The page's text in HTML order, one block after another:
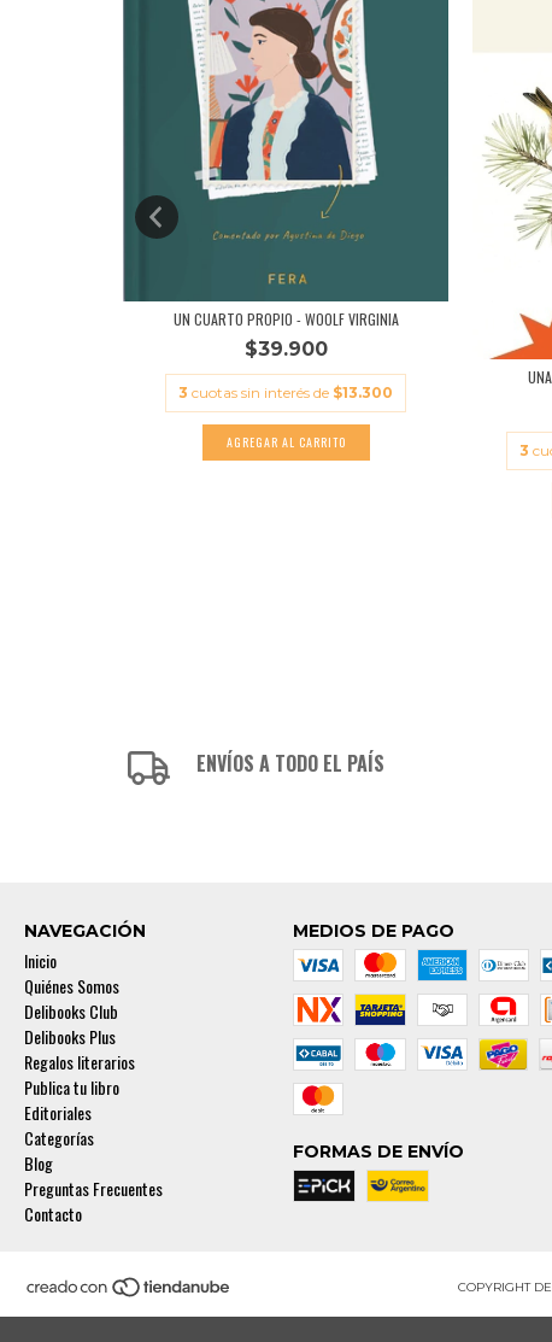
UN CUARTO PROPIO - WOOLF VIRGINIA
$39.900
3 cuotas sin interés de $13.300
3
ENVÍOS A TODO EL PAÍS
NAVEGACIÓN
Inicio
Quiénes Somos
Delibooks Club
Delibooks Plus
Regalos literarios
Publica tu libro
Editoriales
Categorías
Blog
Preguntas Frecuentes
Contacto
MEDIOS DE PAGO
FORMAS DE ENVÍO
COPYRIGHT